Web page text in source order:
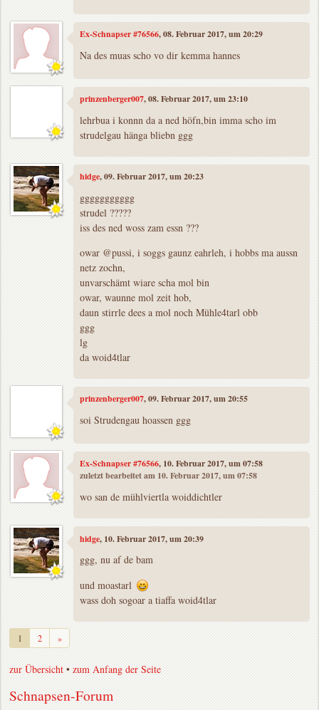
Ex-Schnapser #76566, 08. Februar 2017, um 20:29
Na des muas scho vo dir kemma hannes
prinzenberger007, 08. Februar 2017, um 23:10
lehrbua i konnn da a ned höfn,bin imma scho im
strudelgau hänga bliebn ggg
hidge, 09. Februar 2017, um 20:23
ggggggggggg
strudel ?????
iss des ned woss zam essn ???
owar @pussi, i soggs gaunz eahrleh, i hobbs ma aussn
netz zochn,
unvarschämt wiare scha mol bin
owar, waunne mol zeit hob,
daun stirrle dees a mol noch Mühle4tarl obb
ggg
lg
da woid4tlar
prinzenberger007, 09. Februar 2017, um 20:55
soi Strudengau hoassen ggg
Ex-Schnapser #76566, 10. Februar 2017, um 07:58
zuletzt bearbeitet am 10. Februar 2017, um 07:58
wo san de mühlviertla woiddichtler
hidge, 10. Februar 2017, um 20:39
ggg, nu af de bam
und moastarl
wass doh sogoar a tiaffa woid4tlar
1 2 »Weiter
zur Übersicht •zum Anfang der Seite
Schnapsen-Forum